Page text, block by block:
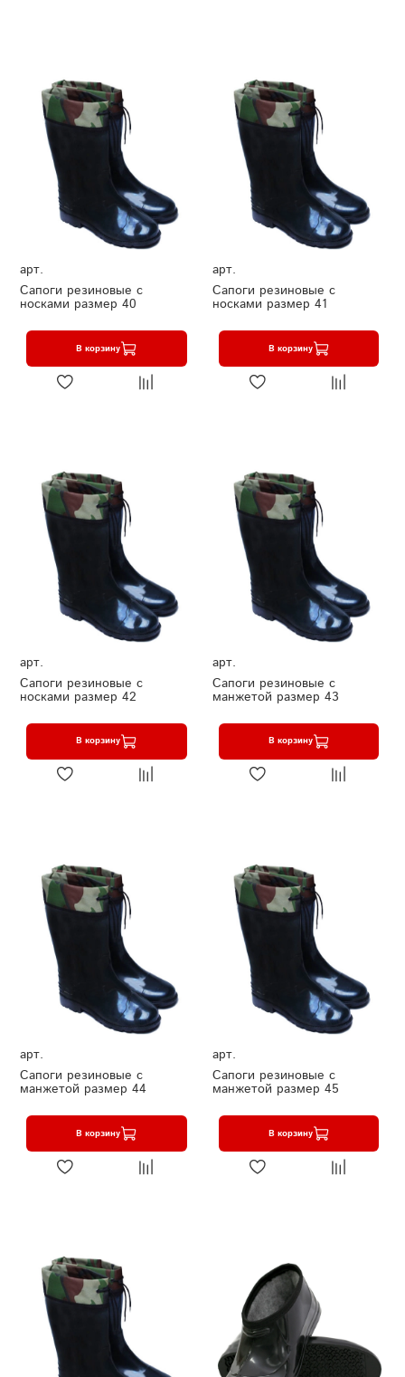
арт.
Сапоги резиновые с
носками размер 40
В корзину
арт.
Сапоги резиновые с
носками размер 41
В корзину
арт.
Сапоги резиновые с
носками размер 42
В корзину
арт.
Сапоги резиновые с
манжетой размер 43
В корзину
арт.
Сапоги резиновые с
манжетой размер 44
В корзину
арт.
Сапоги резиновые с
манжетой размер 45
В корзину